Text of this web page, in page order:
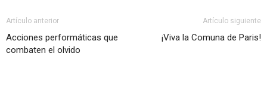
Artículo anterior
Acciones performáticas que
combaten el olvido
Artículo siguiente
¡Viva la Comuna de Paris!